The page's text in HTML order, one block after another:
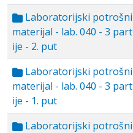
Laboratorijski potrošni
materijal - lab. 040 - 3 part
ije - 2. put
Laboratorijski potrošni
materijal - lab. 040 - 3 part
ije - 1. put
Laboratorijski potrošni